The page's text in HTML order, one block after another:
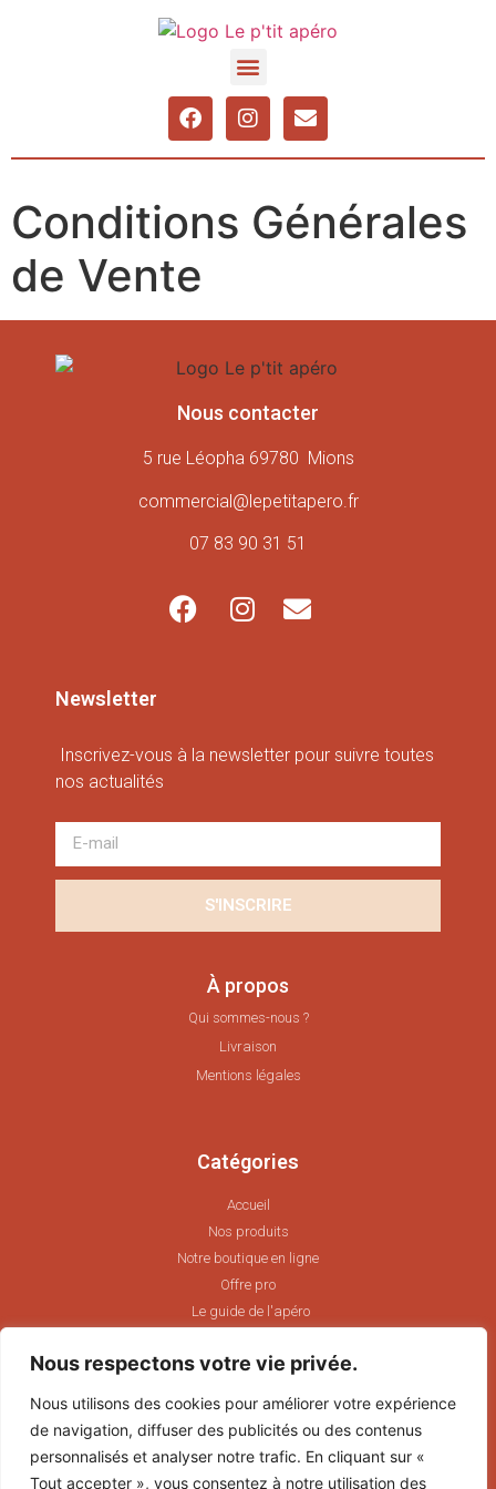
Nous respectons votre vie privée.
Nous utilisons des cookies pour améliorer votre expérience
de navigation, diffuser des publicités ou des contenus
personnalisés et analyser notre trafic. En cliquant sur «
Tout accepter », vous consentez à notre utilisation des
Conditions Générales
de Vente
Nous contacter
5 rue Léopha 69780 Mions
commercial@lepetitapero.fr
07 83 90 31 51
Newsletter
Inscrivez-vous à la newsletter pour suivre toutes
nos actualités
S'INSCRIRE
À propos
Qui sommes-nous ?
Livraison
Mentions légales
Catégories
Accueil
Nos produits
Notre boutique en ligne
Offre pro
Le guide de l'apéro
L’abus d’alcool est dangereux pour la santé, à consommer
avec modération.
La vente d’alcool est interdite aux mineurs.